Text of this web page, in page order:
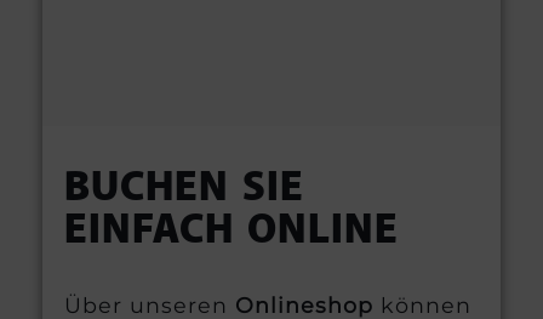
BUCHEN SIE
EINFACH ONLINE
Über unseren Onlineshop können